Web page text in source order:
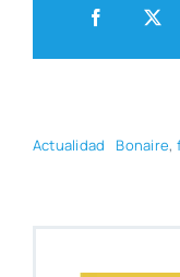
Actua­li­dad Bonai­re,